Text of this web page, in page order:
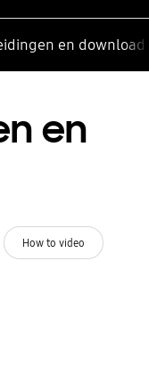
en
en
How to video